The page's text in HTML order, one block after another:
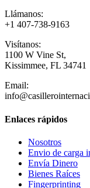
Llámanos:
+1 407-738-9163
Visítanos:
1100 W Vine St,
Kissimmee, FL 34741
Email:
Enlaces rápidos
Nosotros
Envio de carga
Envía Dinero
Bienes Raíces
Fingerprinting